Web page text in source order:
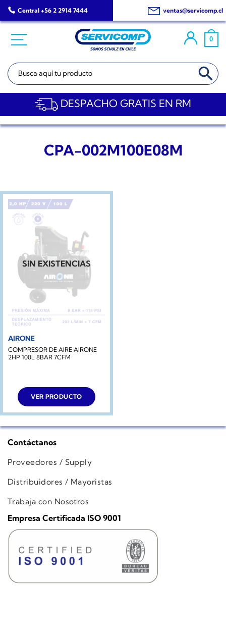
Saltar
al
Central +56 2 2914 7444 ventas@servicomp.cl
0
Buscar: BOTÓN DE
DESPACHO GRATIS EN RM
CPA-002M100E08M
SIN EXISTENCIAS
AIRONE
COMPRESOR DE AIRE AIRONE
2HP 100L 8BAR 7CFM
VER PRODUCTO
Contáctanos
Proveedores / Supply
Distribuidores / Mayoristas
Trabaja con Nosotros
Empresa Certificada ISO 9001